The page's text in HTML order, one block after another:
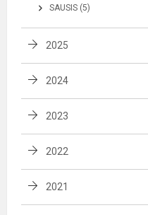
SAUSIS (5)
2025
2024
2023
2022
2021